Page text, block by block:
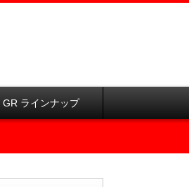
GR ラインナップ